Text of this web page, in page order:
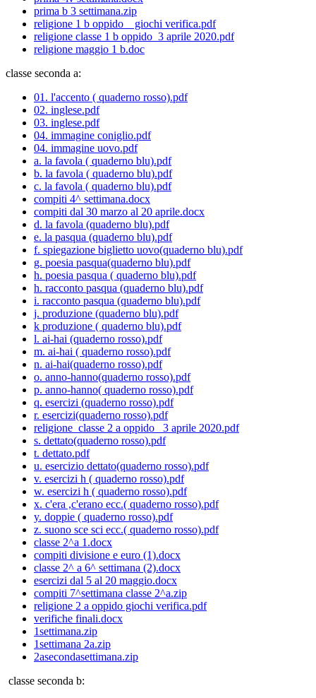
prima b 3 settimana.zip
religione 1 b oppido _ giochi verifica.pdf
religione classe 1 b oppido_3 aprile 2020.pdf
religione maggio 1 b.doc
classe seconda a:
01. l'accento ( quaderno rosso).pdf
02. inglese.pdf
03. inglese.pdf
04. immagine coniglio.pdf
04. immagine uovo.pdf
a. la favola ( quaderno blu).pdf
b. la favola ( quaderno blu).pdf
c. la favola ( quaderno blu).pdf
compiti 4^ settimana.docx
compiti dal 30 marzo al 20 aprile.docx
d. la favola (quaderno blu).pdf
e. la pasqua (quaderno blu).pdf
f. spiegazione biglietto uovo(quaderno blu).pdf
g. poesia pasqua(quaderno blu).pdf
h. poesia pasqua ( quaderno blu).pdf
h. racconto pasqua (quaderno blu).pdf
i. racconto pasqua (quaderno blu).pdf
j. produzione (quaderno blu).pdf
k produzione ( quaderno blu).pdf
l. ai-hai (quaderno rosso).pdf
m. ai-hai ( quaderno rosso).pdf
n. ai-hai(quaderno rosso).pdf
o. anno-hanno(quaderno rosso).pdf
p. anno-hanno( quaderno rosso).pdf
q. esercizi (quaderno rosso).pdf
r. esercizi(quaderno rosso).pdf
religione_classe 2 a oppido_ 3 aprile 2020.pdf
s. dettato(quaderno rosso).pdf
t. dettato.pdf
u. esercizio dettato(quaderno rosso).pdf
v. esercizi h ( quaderno rosso).pdf
w. esercizi h ( quaderno rosso).pdf
x. c'era ,c'erano ecc.( quaderno rosso).pdf
y. doppie ( quaderno rosso).pdf
z. suono sce sci ecc.( quaderno rosso).pdf
classe 2^a 1.docx
compiti divisione e euro (1).docx
classe 2^ a 6^ settimana (2).docx
esercizi dal 5 al 20 maggio.docx
compiti 7^settimana classe 2^a.zip
religione 2 a oppido giochi verifica.pdf
verifiche finali.docx
1settimana.zip
1settimana 2a.zip
2asecondasettimana.zip
classe seconda b: